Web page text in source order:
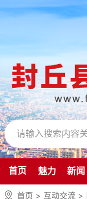
首页 魅力 新闻
首页 > 互动交流 >